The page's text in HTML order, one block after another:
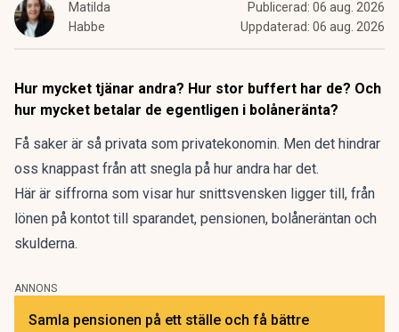
Matilda
Habbe
Publicerad: 06 aug. 2026
Uppdaterad: 06 aug. 2026
Hur mycket tjänar andra? Hur stor buffert har de? Och
hur mycket betalar de egentligen i bolåneränta?
Få saker är så privata som privatekonomin. Men det hindrar
oss knappast från att snegla på hur andra har det.
Här är siffrorna som visar hur snittsvensken ligger till, från
lönen på kontot till sparandet, pensionen, bolåneräntan och
skulderna.
ANNONS
Samla pensionen på ett ställe och få bättre